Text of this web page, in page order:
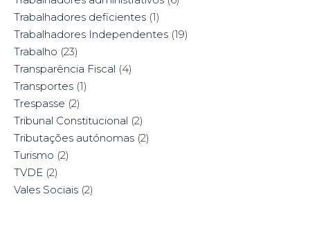
Trabalhadores deficientes (1)
Trabalhadores Independentes (19)
Trabalho (23)
Transparência Fiscal (4)
Transportes (1)
Trespasse (2)
Tribunal Constitucional (2)
Tributações autónomas (2)
Turismo (2)
TVDE (2)
Vales Sociais (2)